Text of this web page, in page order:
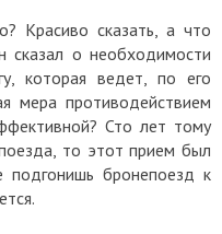
Красиво сказать, а что
сказал о необходимости
которая ведет, по его
мера противодействием
Сто лет тому
то этот прием был
бронепоезд к